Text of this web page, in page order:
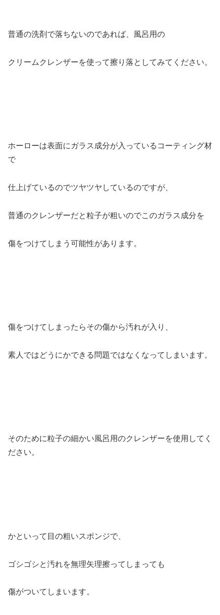
普通の洗剤で落ちないのであれば、風呂用の
クリームクレンザーを使って擦り落としてみてください。
ホーローは表面にガラス成分が入っているコーティング材
で
仕上げているのでツヤツヤしているのですが、
普通のクレンザーだと粒子が粗いのでこのガラス成分を
傷をつけてしまう可能性があります。
傷をつけてしまったらその傷から汚れが入り、
素人ではどうにかできる問題ではなくなってしまいます。
そのために粒子の細かい風呂用のクレンザーを使用してく
ださい。
かといって目の粗いスポンジで、
ゴシゴシと汚れを無理矢理擦ってしまっても
傷がついてしまいます。